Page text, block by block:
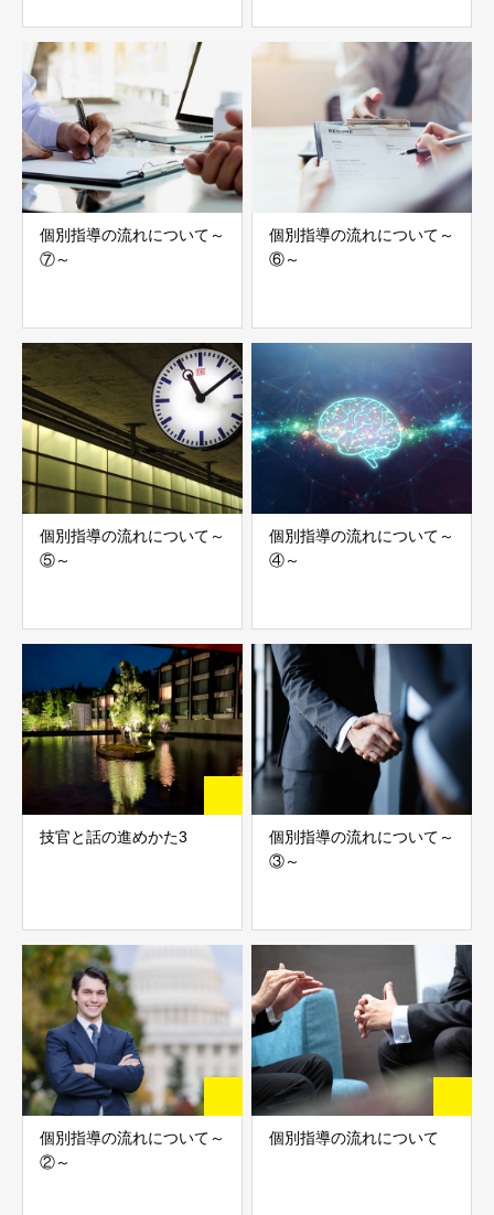
個別指導の流れについて～
⑦～
個別指導の流れについて～
⑥～
個別指導の流れについて～
⑤～
個別指導の流れについて～
④～
技官と話の進めかた3
個別指導の流れについて～
③～
個別指導の流れについて～
②～
個別指導の流れについて